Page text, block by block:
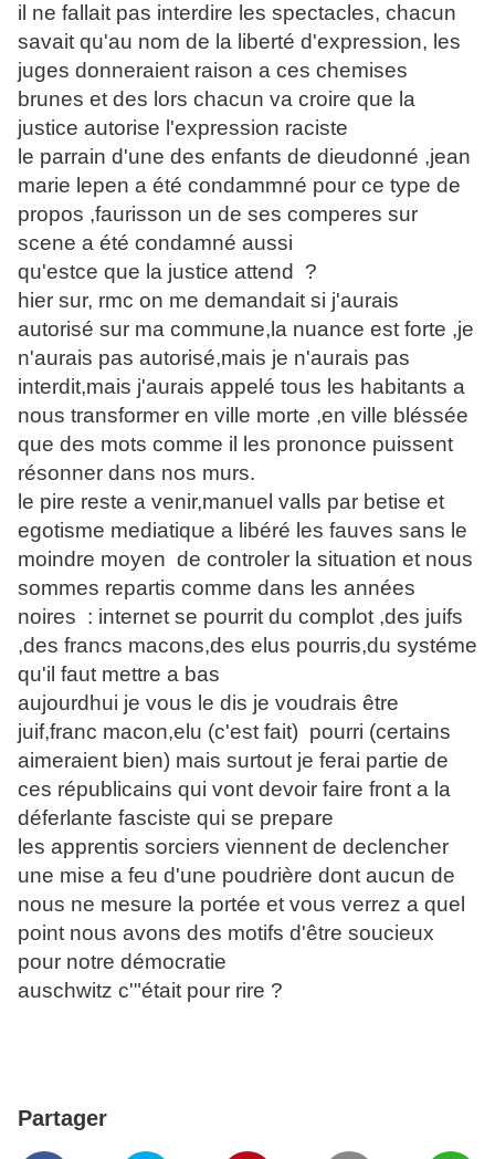
il ne fallait pas interdire les spectacles, chacun
savait qu'au nom de la liberté d'expression, les
juges donneraient raison a ces chemises
brunes et des lors chacun va croire que la
justice autorise l'expression raciste
le parrain d'une des enfants de dieudonné ,jean
marie lepen a été condammné pour ce type de
propos ,faurisson un de ses comperes sur
scene a été condamné aussi
qu'estce que la justice attend ?
hier sur, rmc on me demandait si j'aurais
autorisé sur ma commune,la nuance est forte ,je
n'aurais pas autorisé,mais je n'aurais pas
interdit,mais j'aurais appelé tous les habitants a
nous transformer en ville morte ,en ville bléssée
que des mots comme il les prononce puissent
résonner dans nos murs.
le pire reste a venir,manuel valls par betise et
egotisme mediatique a libéré les fauves sans le
moindre moyen de controler la situation et nous
sommes repartis comme dans les années
noires : internet se pourrit du complot ,des juifs
,des francs macons,des elus pourris,du systéme
qu'il faut mettre a bas
aujourdhui je vous le dis je voudrais être
juif,franc macon,elu (c'est fait) pourri (certains
aimeraient bien) mais surtout je ferai partie de
ces républicains qui vont devoir faire front a la
déferlante fasciste qui se prepare
les apprentis sorciers viennent de declencher
une mise a feu d'une poudrière dont aucun de
nous ne mesure la portée et vous verrez a quel
point nous avons des motifs d'être soucieux
pour notre démocratie
auschwitz c'"était pour rire ?
Partager